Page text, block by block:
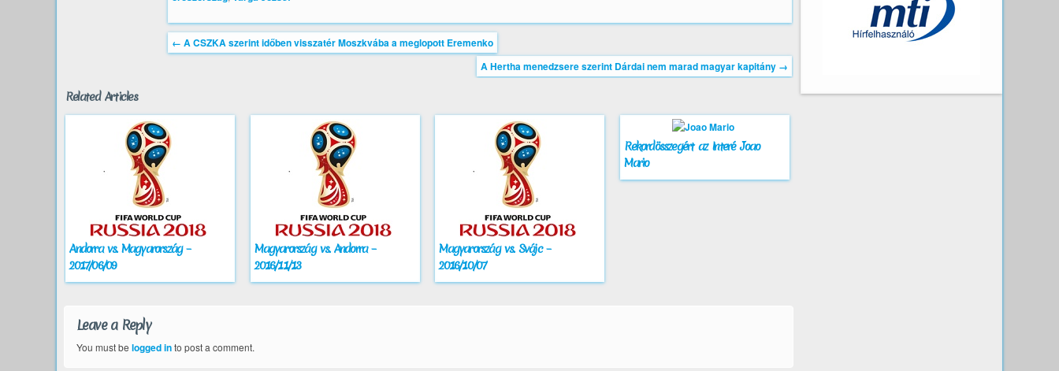
← A CSZKA szerint időben visszatér Moszkvába a meglopott Eremenko
A Hertha menedzsere szerint Dárdai nem marad magyar kapitány →
Related Articles
Andorra vs. Magyarország –
2017/06/09
Magyarország vs. Andorra –
2016/11/13
Magyarország vs. Svájc –
2016/10/07
Rekordösszegért az Interé Joao
Mario
Leave a Reply
You must be logged into post a comment.